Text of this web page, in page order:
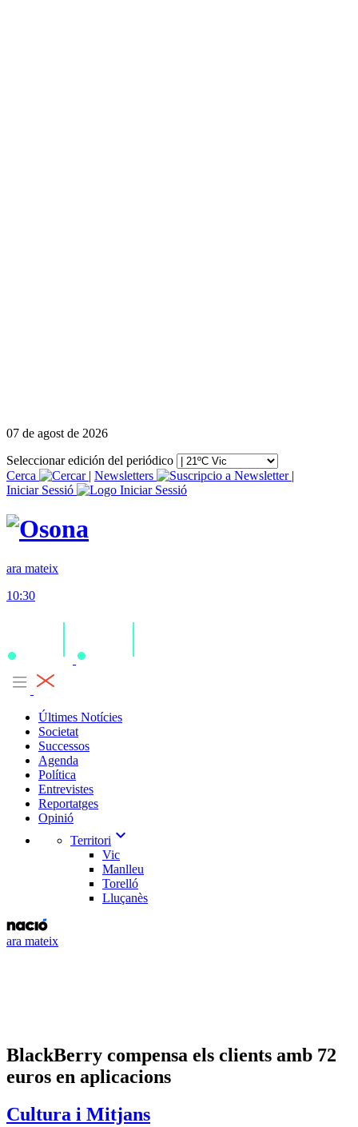
07 de agost de 2026
Seleccionar edición del periódico
Cerca
| Newsletters
|
Iniciar Sessió
ara mateix
10:30
Últimes Notícies
Societat
Successos
Agenda
Política
Entrevistes
Reportatges
Opinió
Territori expand_more
Vic
Manlleu
Torelló
Lluçanès
ara mateix
BlackBerry compensa els clients amb 72
euros en aplicacions
Cultura i Mitjans